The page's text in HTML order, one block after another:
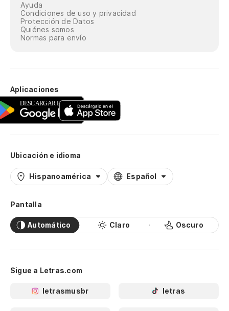
Ayuda
Condiciones de uso y privacidad
Protección de Datos
Quiénes somos
Normas para envío
Aplicaciones
Ubicación e idioma
Hispanoamérica Español
Pantalla
Automático Claro Oscuro
Sigue a Letras.com
letrasmusbr letras